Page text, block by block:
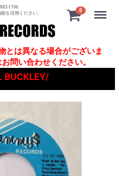
1196
を活用ください。
0 Menu
とは異なる場合がございま
問い合わせください。
BUCKLEY/